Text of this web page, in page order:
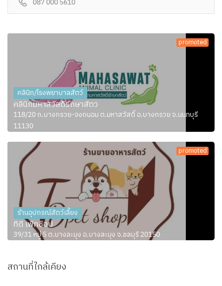
promoted
คลินิก/โรงพยาบาลสัตว์
คลินิกมหาสวัสดิ์รักษาสัตว์
118/20 ถ.บางกรวย-จงถนอม ต.มหาสวัสดิ์ อ.บางกรวย จ.นนทบุรี
11130
promoted
ร้านอุปกรณ์สัตว์เลี้ยง
ทีดี เพ็ทช็อป
39/31 หมู่ 5 ต.บางละมุง อ.บางละมุง จ.ชลบุรี 20150
สถานที่ใกล้เคียง